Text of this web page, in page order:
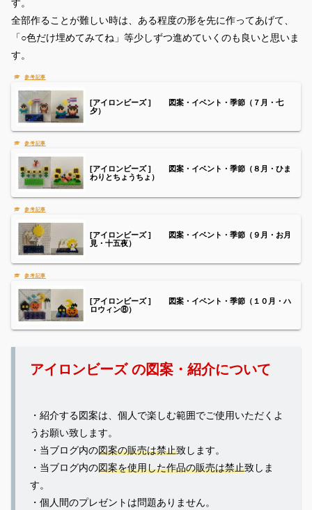
す。
全部作ることが難しい時は、ある程度の形を先に作ってあげて、
「○色だけ埋めてみてね」等少しずつ進めていくのも良いと思いま
す。
[アイロンビーズ ] 図案・イベント・季節（７月・七
夕）
[アイロンビーズ ] 図案・イベント・季節（８月・ひま
わりとちょうちょ）
[アイロンビーズ ] 図案・イベント・季節（９月・お月
見・十五夜）
[アイロンビーズ ] 図案・イベント・季節（１０月・ハ
ロウィン⑧）
アイロンビーズ の図案・紹介について
・紹介する図案は、個人で楽しむ範囲でご使用いただくよ
うお願い致します。
・当ブログ内の図案の販売は禁止致します。
・当ブログ内の図案を使用した作品の販売は禁止致しま
す。
・個人間のプレゼントは問題ありません。